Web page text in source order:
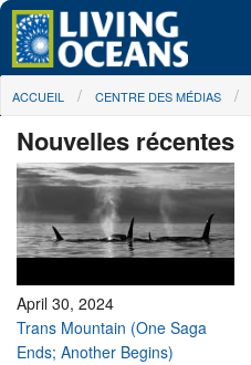
Skip to main content
À propos de nous
Nos campagnes
Centre des Médias
Les Cartes
Passez à l'action
You are here
ACCUEIL CENTRE DES MÉDIAS
Nouvelles récentes
April 30, 2024
Trans Mountain (One Saga
Ends; Another Begins)